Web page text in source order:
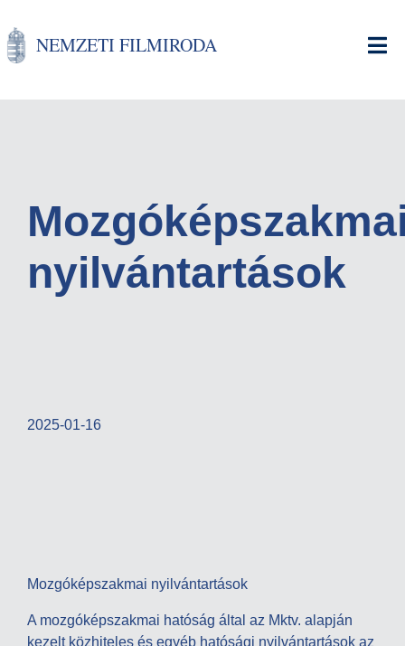
NEMZETI FILMIRODA
nyilvántartások
2025-01-16
Mozgóképszakmai nyilvántartások
A mozgóképszakmai hatóság által az Mktv. alapján
kezelt közhiteles és egyéb hatósági nyilvántartások az